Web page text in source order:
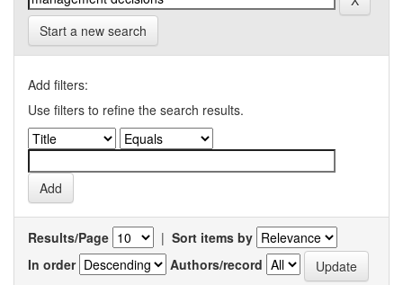
Start a new search
Add filters:
Use filters to refine the search results.
Results/Page | Sort items by
In order
Authors/record